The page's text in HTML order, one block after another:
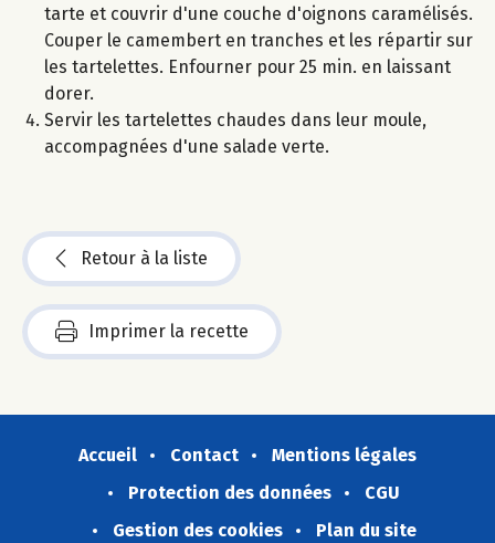
tarte et couvrir d'une couche d'oignons caramélisés.
Couper le camembert en tranches et les répartir sur
les tartelettes. Enfourner pour 25 min. en laissant
dorer.
Servir les tartelettes chaudes dans leur moule,
accompagnées d'une salade verte.
Retour à la liste
Imprimer la recette
Accueil Contact
Mentions légales
Protection des données
CGU
Gestion des cookies
Plan du site